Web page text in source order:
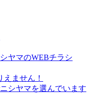
ヤマのWEBチラシ
ません！
シヤマを選んでいます